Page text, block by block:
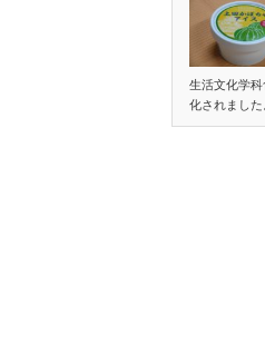
生活文化学
化されまし